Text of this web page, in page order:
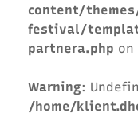
content/
festival/
partnera.php
Warning:
/home/